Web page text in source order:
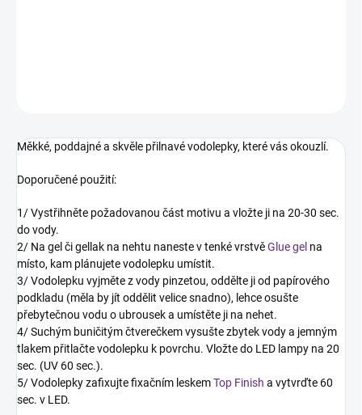
Měkké, poddajné a skvěle přilnavé vodolepky, které vás okouzlí.
Doporučené použití:
1/ Vystřihněte požadovanou část motivu a vložte ji na 20-30 sec.
do vody.
2/ Na gel či gellak na nehtu naneste v tenké vrstvěGlue gel na
místo, kam plánujete vodolepku umístit.
3/ Vodolepku vyjměte z vody pinzetou, oddělte ji od papírového
podkladu (měla by jít oddělit velice snadno), lehce osušte
přebytečnou vodu o ubrousek a umístěte ji na nehet.
4/ Suchým buničitým čtverečkem vysušte zbytek vody a jemným
tlakem přitlačte vodolepku k povrchu. Vložte do LED lampy na 20
sec. (UV 60 sec.).
5/ Vodolepky zafixujte fixačním leskemTop Finish a vytvrďte 60
sec. v LED.